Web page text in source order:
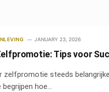
JANUARY 23, 2026
Tips voor
zelfpromotie steeds
hoe…